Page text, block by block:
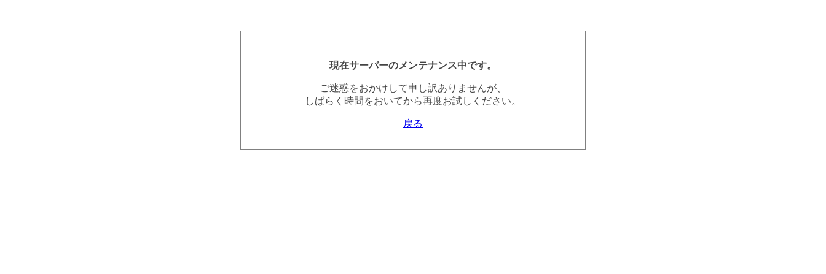
現在サーバーのメンテナンス中です。
ご迷惑をおかけして申し訳ありませんが、
しばらく時間をおいてから再度お試しください。
戻る